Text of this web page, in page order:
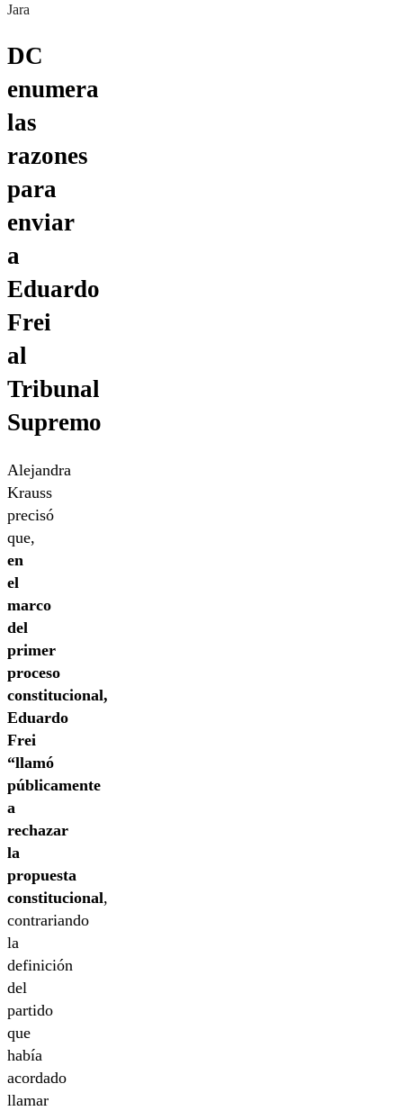
Jara
DC
enumera
las
razones
para
enviar
a
Eduardo
Frei
al
Tribunal
Supremo
Alejandra
Krauss
precisó
que,
en
el
marco
del
primer
proceso
constitucional,
Eduardo
Frei
“llamó
públicamente
a
rechazar
la
propuesta
constitucional,
contrariando
la
definición
del
partido
que
había
acordado
llamar